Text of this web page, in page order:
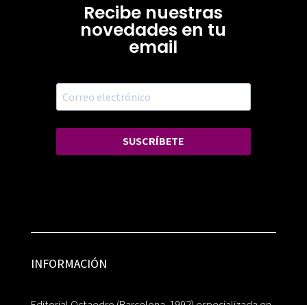
Recibe nuestras
novedades en tu
email
SUSCRÍBETE
INFORMACIÓN